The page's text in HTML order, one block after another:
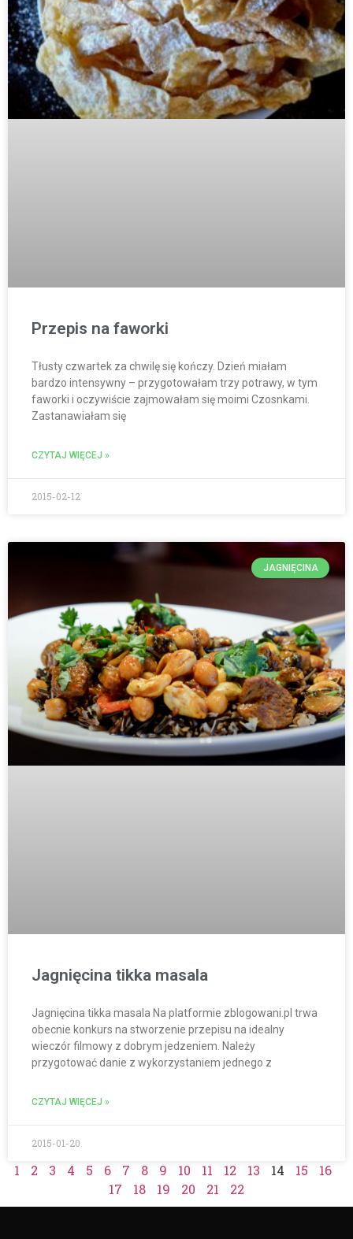
Przepis na faworki
Tłusty czwartek za chwilę się kończy. Dzień miałam
bardzo intensywny – przygotowałam trzy potrawy, w tym
faworki i oczywiście zajmowałam się moimi Czosnkami.
Zastanawiałam się
CZYTAJ WIĘCEJ »
2015-02-12
JAGNIĘCINA
Jagnięcina tikka masala
Jagnięcina tikka masala Na platformie zblogowani.pl trwa
obecnie konkurs na stworzenie przepisu na idealny
wieczór filmowy z dobrym jedzeniem. Należy
przygotować danie z wykorzystaniem jednego z
CZYTAJ WIĘCEJ »
2015-01-20
1 2 3 4 5 6 7 8 9 10 11 12 13 14 15
16
17
18 19 20 21 22